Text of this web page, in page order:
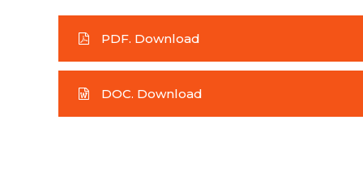
PDF. Download
DOC. Download